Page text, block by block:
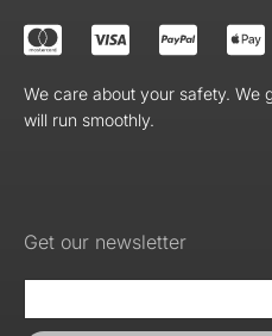
We care about your safety. We
will run smoothly.
Get our newsletter